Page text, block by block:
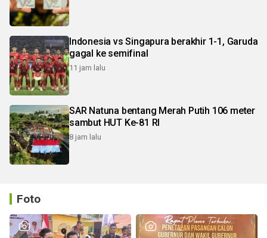
Indonesia vs Singapura berakhir 1-1, Garuda
gagal ke semifinal
11 jam lalu
SAR Natuna bentang Merah Putih 106 meter
sambut HUT Ke-81 RI
8 jam lalu
Foto